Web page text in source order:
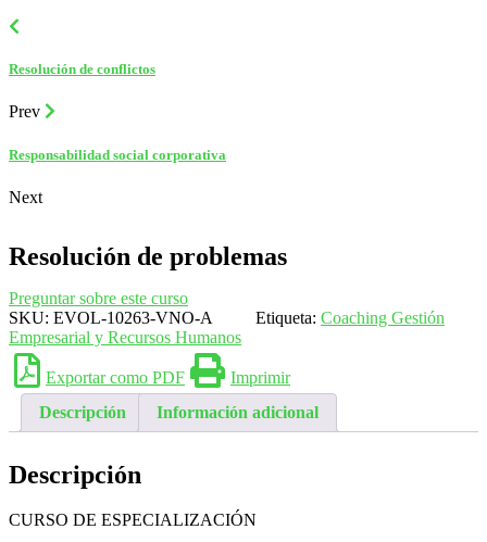
Resolución de conflictos
Prev
Responsabilidad social corporativa
Next
Resolución de problemas
Preguntar sobre este curso
SKU: EVOL-10263-VNO-A Etiqueta: Coaching Gestión
Empresarial y Recursos Humanos
Exportar como PDF
Imprimir
Descripción
Información adicional
Descripción
CURSO DE ESPECIALIZACIÓN